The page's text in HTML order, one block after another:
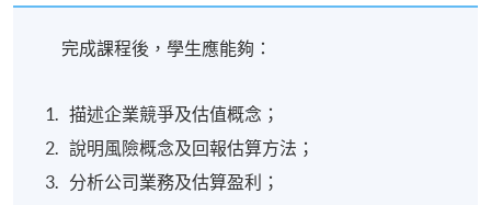
完成課程後，學生應能夠：
描述企業競爭及估值概念；
說明風險概念及回報估算方法；
分析公司業務及估算盈利；